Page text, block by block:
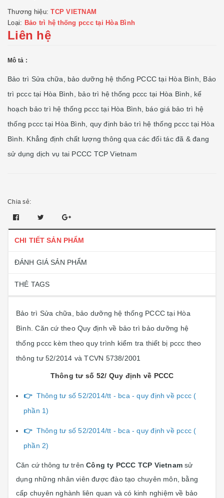
Thương hiệu:TCP VIETNAM
Loại: Bảo trì hệ thống pccc tại Hòa Bình
Liên hệ
Mô tả :
Bảo trì Sửa chữa, bảo dưỡng hệ thống PCCC tại Hòa Bình, Bảo
trì pccc tại Hòa Bình, bảo trì hệ thống pccc tại Hòa Bình, kế
hoạch bảo trì hệ thống pccc tại Hòa Bình, báo giá bảo trì hệ
thống pccc tại Hòa Bình, quy định bảo trì hệ thống pccc tại Hòa
Bình. Khẳng định chất lượng thông qua các đối tác đã & đang
sử dụng dịch vụ tai PCCC TCP Vietnam
Chia sẻ:
CHI TIẾT SẢN PHẨM
ĐÁNH GIÁ SẢN PHẨM
THẺ TAGS
Bảo trì Sửa chữa, bảo dưỡng hệ thống PCCC tại Hòa
Bình. Căn cứ theo Quy định về bảo trì bảo dưỡng hệ
thống pccc kèm theo quy trình kiểm tra thiết bị pccc theo
thông tư 52/2014 và TCVN 5738/2001
Thông tư số 52/ Quy định về PCCC
👉 Thông tư số 52/2014/tt - bca - quy định về pccc (
phần 1)
👉 Thông tư số 52/2014/tt - bca - quy định về pccc (
phần 2)
Căn cứ thông tư trênCông ty PCCC TCP Vietnam sử
dụng những nhân viên được đào tạo chuyên môn, bằng
cấp chuyên nghành liên quan và có kinh nghiệm về bảo